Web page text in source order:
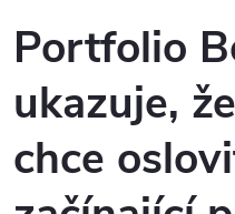
Portfolio
ukazuje,
chce